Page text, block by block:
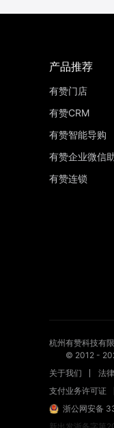
产品推荐
有赞门店
有赞CRM
有赞智能导购
有赞企业微信
有赞连锁
杭州有赞科技有
© 2012 -
关于我们
法
支付业务许可证
浙公网安备